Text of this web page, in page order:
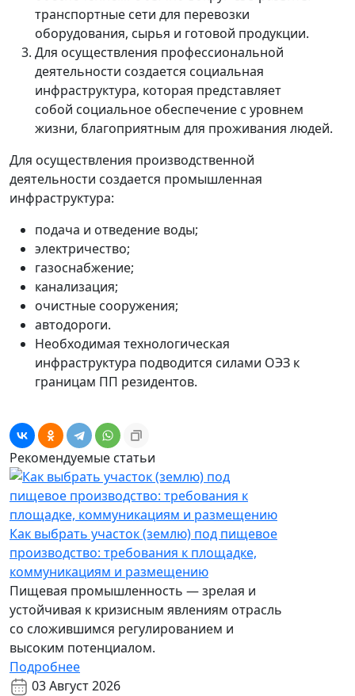
транспортные сети для перевозки
оборудования, сырья и готовой продукции.
Для осуществления профессиональной
деятельности создается социальная
инфраструктура, которая представляет
собой социальное обеспечение с уровнем
жизни, благоприятным для проживания людей.
Для осуществления производственной
деятельности создается промышленная
инфраструктура:
подача и отведение воды;
электричество;
газоснабжение;
канализация;
очистные сооружения;
автодороги.
Необходимая технологическая
инфраструктура подводится силами ОЭЗ к
границам ПП резидентов.
Рекомендуемые статьи
Как выбрать участок (землю) под пищевое
производство: требования к площадке,
коммуникациям и размещению
Пищевая промышленность — зрелая и
устойчивая к кризисным явлениям отрасль
со сложившимся регулированием и
высоким потенциалом.
Подробнее
03 Август 2026